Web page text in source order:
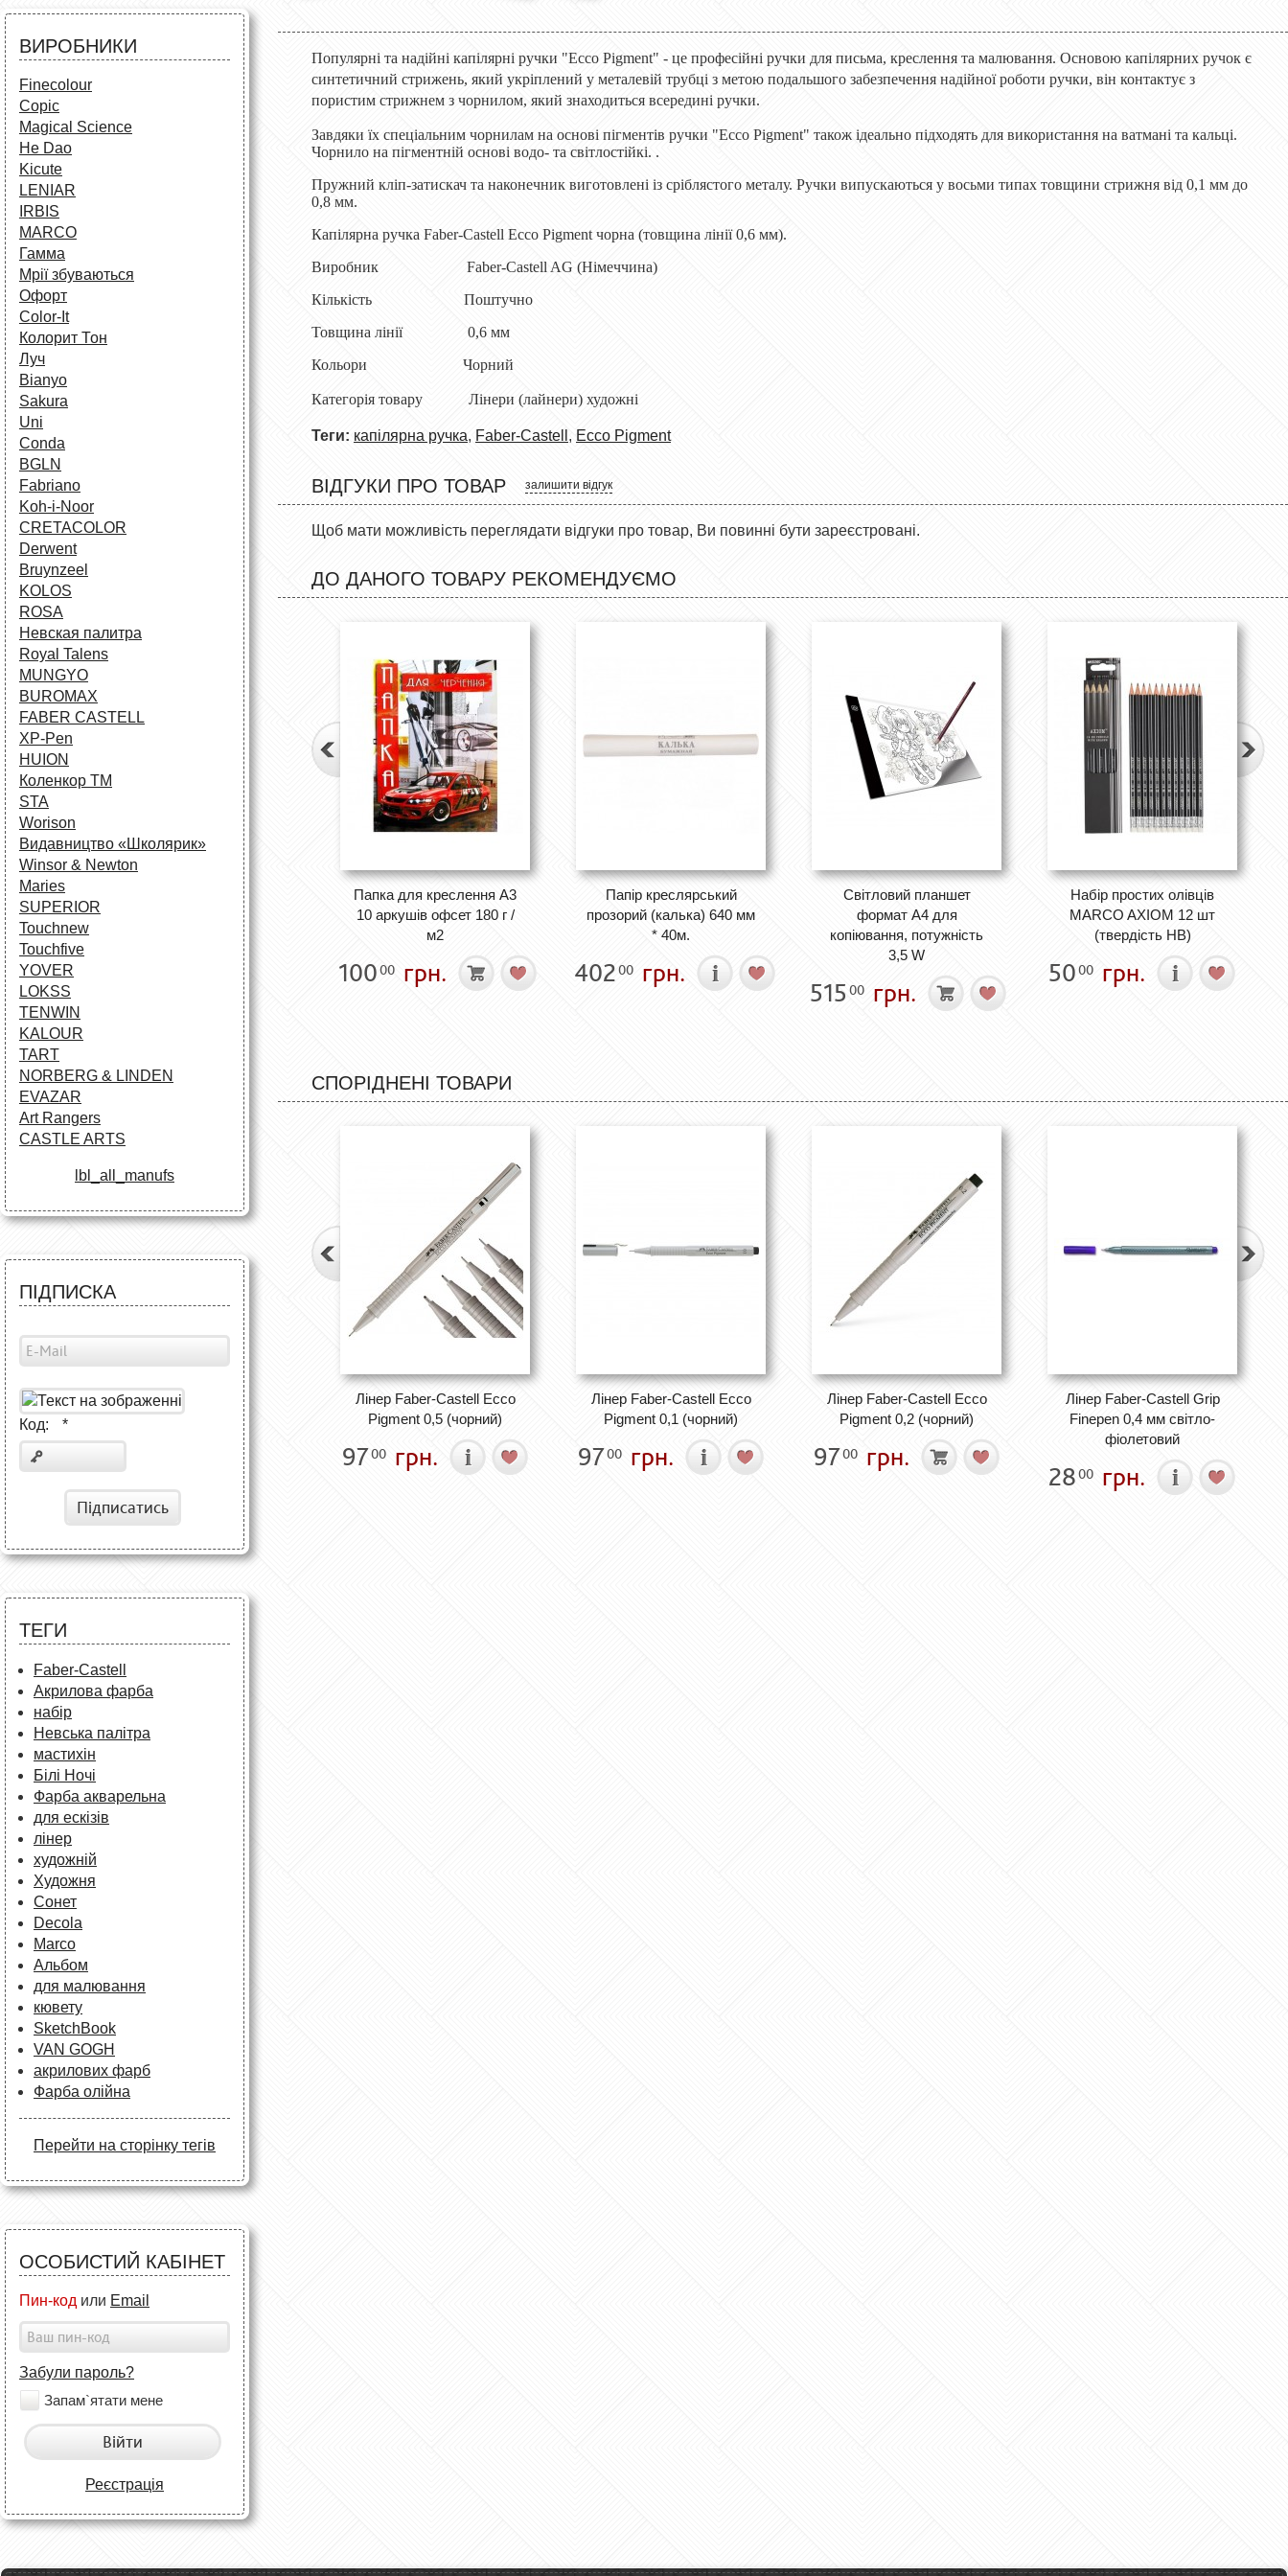
Аксесуари для школярів
ВИРОБНИКИ
Finecolour
Copic
Magical Science
He Dao
Kicute
LENIAR
IRBIS
MARCO
Гамма
Мрії збуваються
Офорт
Сolor-It
Колорит Тон
Луч
Bianyo
Sakura
Uni
Conda
BGLN
Fabriano
Koh-i-Noor
CRETACOLOR
Derwent
Bruynzeel
KOLOS
ROSA
Невская палитра
Royal Talens
MUNGYO
BUROMAX
FABER CASTELL
XP-Pen
HUION
Коленкор ТМ
STA
Worison
Видавництво «Школярик»
Winsor & Newton
Maries
SUPERIOR
Touchnew
Touchfive
YOVER
LOKSS
TENWIN
KALOUR
TART
NORBERG & LINDEN
EVAZAR
Art Rangers
CASTLE ARTS
lbl_all_manufs
ПІДПИСКА
Код: *
Підписатись
ТЕГИ
Faber-Castell
Акрилова фарба
набір
Невська палітра
мастихін
Білі Ночі
Фарба акварельна
для ескізів
лінер
художній
Художня
Сонет
Decola
Marco
Альбом
для малювання
кювету
SketchBook
VAN GOGH
акрилових фарб
Фарба олійна
Перейти на сторінку тегів
ОСОБИСТИЙ КАБІНЕТ
Пин-код или Email
Забули пароль?
Запам`ятати мене
Війти
Реєстрація
Популярні та надійні капілярні ручки "Ecco Pigment" - це професійні ручки для письма, креслення та малювання. Основою капілярних ручок є
синтетичний стрижень, який укріплений у металевій трубці з метою подальшого забезпечення надійної роботи ручки, він контактує з
пористим стрижнем з чорнилом, який знаходиться всередині ручки.
Завдяки їх спеціальним чорнилам на основі пігментів ручки "Ecco Pigment" також ідеально підходять для використання на ватмані та кальці.
Чорнило на пігментній основі водо- та світлостійкі. .
Пружний кліп-затискач та наконечник виготовлені із сріблястого металу. Ручки випускаються у восьми типах товщини стрижня від 0,1 мм до
0,8 мм.
Капілярна ручка Faber-Castell Ecco Pigment чорна (товщина лінії 0,6 мм).
Виробник Faber-Castell AG (Німеччина)
Кількість Поштучно
Товщина лінії 0,6 мм
Кольори Чорний
Категорія товару Лінери (лайнери) художні
Теги: капілярна ручка, Faber-Castell , Ecco Pigment
ВІДГУКИ ПРО ТОВАР залишити відгук
Щоб мати можливість переглядати відгуки про товар, Ви повинні бути зареєстровані.
ДО ДАНОГО ТОВАРУ РЕКОМЕНДУЄМО
Папка для креслення А3
10 аркушів офсет 180 г /
м2
10000 грн.
Папір креслярський
прозорий (калька) 640 мм
* 40м.
40200 грн.
Світловий планшет
формат А4 для
копіювання, потужність
3,5 W
515 00 грн.
Набір простих олівців
MARCO AXIOM 12 шт
(твердість HВ)
5000 грн.
СПОРІДНЕНІ ТОВАРИ
Лінер Faber-Castell Ecco
Pigment 0,5 (чорний)
9700 грн.
Лінер Faber-Castell Ecco
Pigment 0,1 (чорний)
9700 грн.
Лінер Faber-Castell Ecco
Pigment 0,2 (чорний)
9700 грн.
Лінер Faber-Castell Grip
Finepen 0,4 мм світло-
фіолетовий
2800 грн.